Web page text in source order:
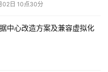
规与成本的一体化真机测试
供参考，不构成投资建议。
02日 10点30分
中心改造方案及兼容虚拟化